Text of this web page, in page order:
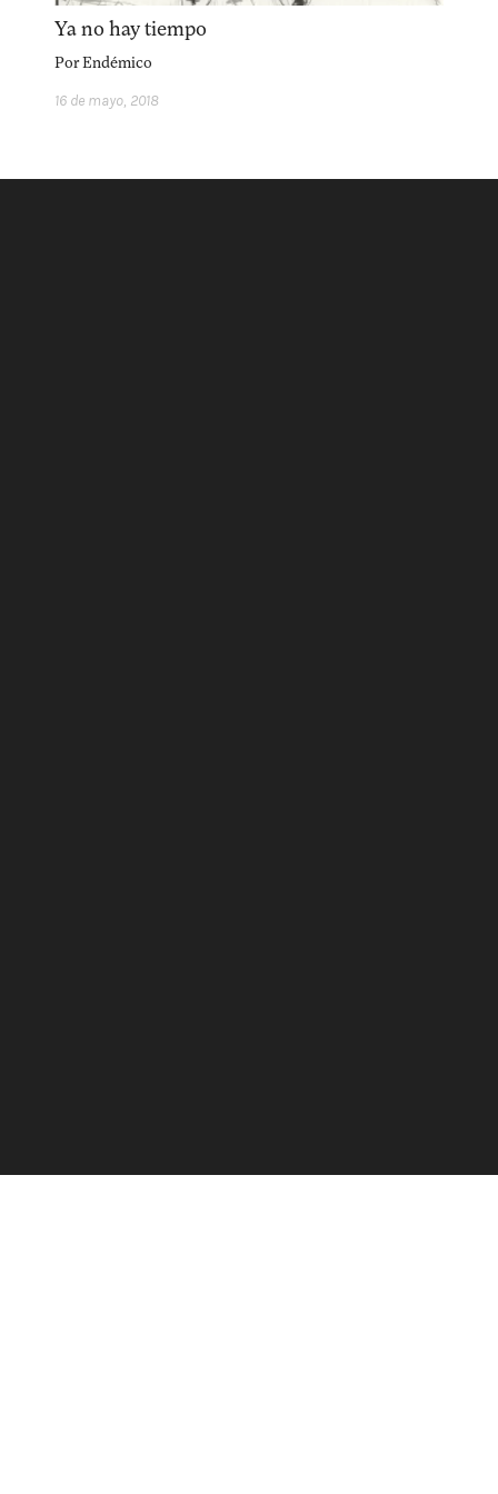
Ya no hay tiempo
PorEndémico
16 de mayo, 2018
acerca
equipo política de envíos